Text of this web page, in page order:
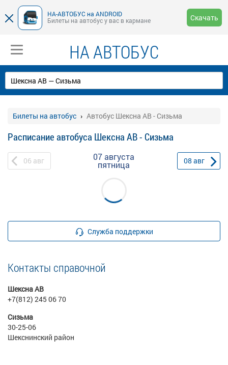
НА-АВТОБУС на ANDROID
Билеты на автобус у вас в кармане
Скачать
НА АВТОБУС
Билеты на автобус Автобус Шексна АВ - Сизьма
Расписание автобуса Шексна АВ - Сизьма
06 авг 07 августа
пятница 08 авг
Служба поддержки
Контакты справочной
Шексна АВ
+7(812) 245 06 70
Сизьма
30-25-06
Шекснинский район